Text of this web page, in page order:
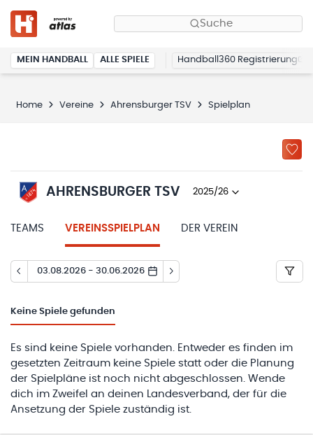
Suche
MEIN HANDBALL ALLE SPIELE Handball360 Registrierung
Home Vereine Ahrensburger TSV Spielplan
AHRENSBURGER TSV 2025/26
TEAMS VEREINSSPIELPLAN DER VEREIN
03.08.2026 - 30.06.2026
Keine Spiele gefunden
Es sind keine Spiele vorhanden. Entweder es finden im
gesetzten Zeitraum keine Spiele statt oder die Planung
der Spielpläne ist noch nicht abgeschlossen. Wende
dich im Zweifel an deinen Landesverband, der für die
Ansetzung der Spiele zuständig ist.